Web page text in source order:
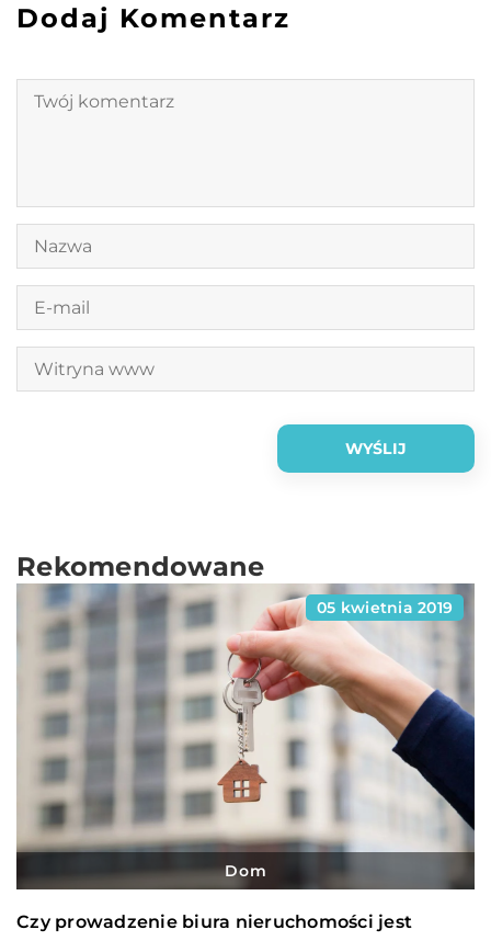
Dodaj Komentarz
Rekomendowane
05 kwietnia 2019
Dom
Czy prowadzenie biura nieruchomości jest